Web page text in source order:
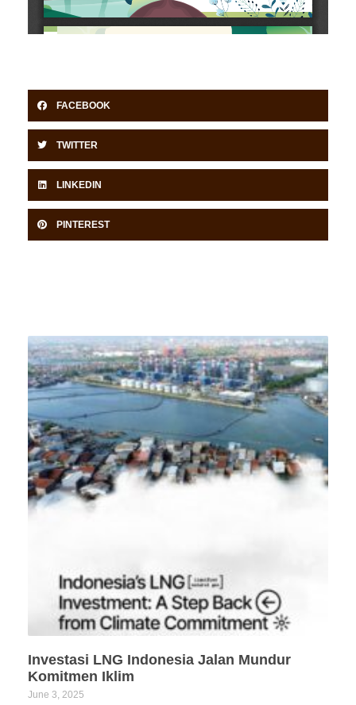
FACEBOOK
TWITTER
LINKEDIN
PINTEREST
Investasi LNG Indonesia Jalan Mundur
Komitmen Iklim
June 3, 2025